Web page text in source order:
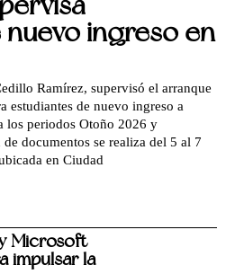
ingreso en
Ramírez, supervisó el arranque
estudiantes de nuevo ingreso a
los periodos Otoño 2026 y
documentos se realiza del 5 al 7
en Ciudad
Microsoft
impulsar la